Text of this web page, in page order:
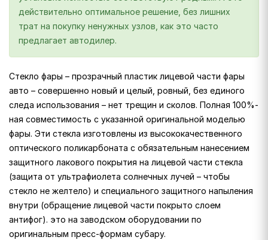
действительно оптимальное решение, без лишних
трат на покупку ненужных узлов, как это часто
предлагает автодилер.
Стекло фары – прозрачный пластик лицевой части фары
авто – совершенно новый и целый, ровный, без единого
следа использования – нет трещин и сколов. Полная 100%-
ная совместимость с указанной оригинальной моделью
фары. Эти стекла изготовлены из высококачественного
оптического поликарбоната с обязательным нанесением
защитного лакового покрытия на лицевой части стекла
(защита от ультрафиолета солнечных лучей – чтобы
стекло не желтело) и специального защитного напыления
внутри (обращение лицевой части покрыто слоем
антифог). это на заводском оборудовании по
оригинальным пресс-формам субару.